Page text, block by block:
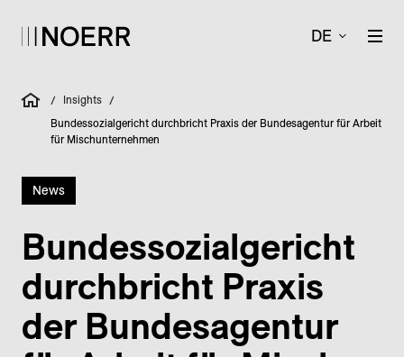
DE
/ Insights /
Bundessozialgericht durchbricht Praxis der Bundesagentur für Arbeit
für Mischunternehmen
News
Bundes­sozial­gericht
durchbricht Praxis
der Bundes­agentur